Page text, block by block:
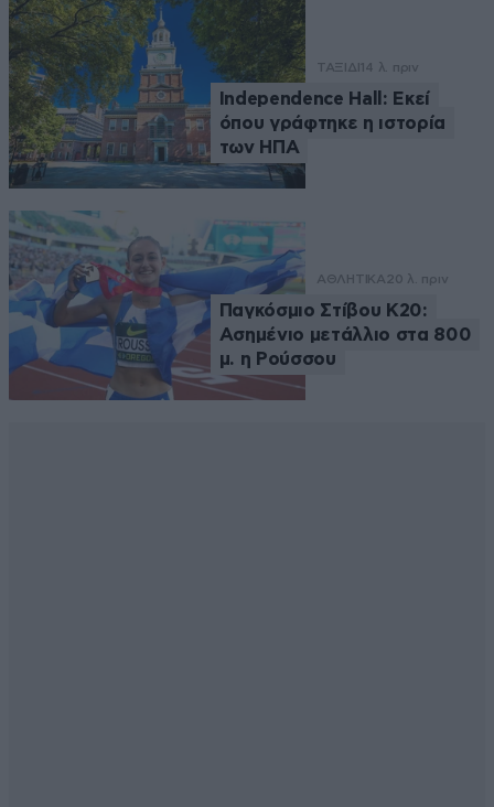
ΤΑΞΙΔΙ 14 λ. πριν
Independence Hall: Εκεί
όπου γράφτηκε η ιστορία
των ΗΠΑ
ΑΘΛΗΤΙΚΑ20 λ. πριν
Παγκόσμιο Στίβου Κ20:
Ασημένιο μετάλλιο στα 800
μ. η Ρούσσου